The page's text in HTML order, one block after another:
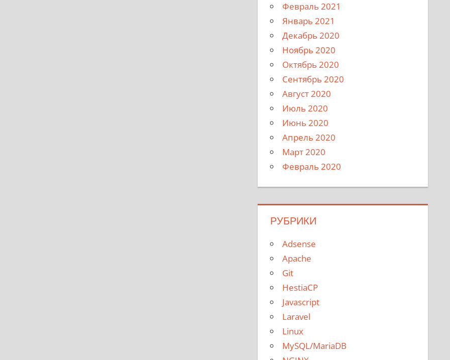
Февраль 2021
Январь 2021
Декабрь 2020
Ноябрь 2020
Октябрь 2020
Сентябрь 2020
Август 2020
Июль 2020
Июнь 2020
Апрель 2020
Март 2020
Февраль 2020
РУБРИКИ
Adsense
Apache
Git
HestiaCP
Javascript
Laravel
Linux
MySQL/MariaDB